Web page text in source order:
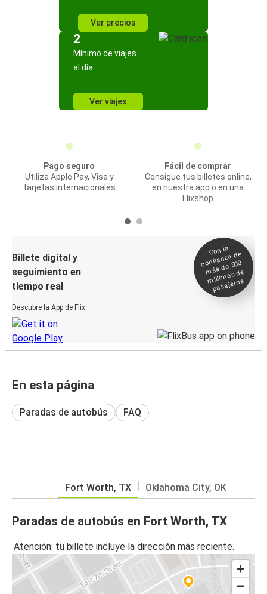
Ver precios
2
Mínimo de viajes
al día
Ver viajes
Pago seguro
Utiliza Apple Pay, Visa y
tarjetas internacionales
Fácil de comprar
Consigue tus billetes online,
en nuestra app o en una
Flixshop
Billete digital y
seguimiento en
tiempo real
Descubre la App de Flix
Con la
confianza de
más de 500
millones de
pasajeros
En esta página
Paradas de autobús FAQ
Fort Worth, TX Oklahoma City, OK
Paradas de autobús en Fort Worth, TX
Atención: tu billete incluye la dirección más reciente.